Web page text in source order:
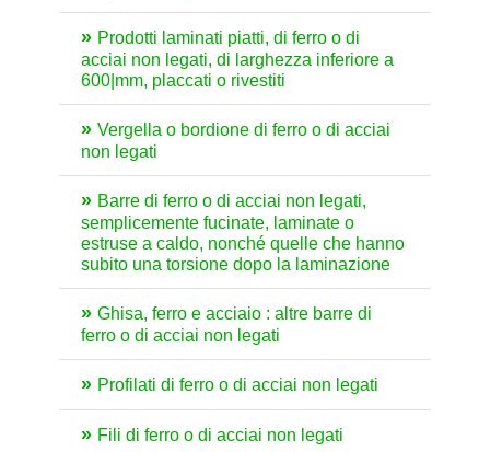
Prodotti laminati piatti, di ferro o di
acciai non legati, di larghezza inferiore a
600|mm, placcati o rivestiti
Vergella o bordione di ferro o di acciai
non legati
Barre di ferro o di acciai non legati,
semplicemente fucinate, laminate o
estruse a caldo, nonché quelle che hanno
subito una torsione dopo la laminazione
Ghisa, ferro e acciaio : altre barre di
ferro o di acciai non legati
Profilati di ferro o di acciai non legati
Fili di ferro o di acciai non legati